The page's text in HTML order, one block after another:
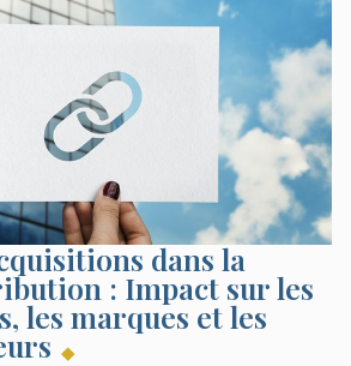
dans la
: Impact sur les
les marques et les